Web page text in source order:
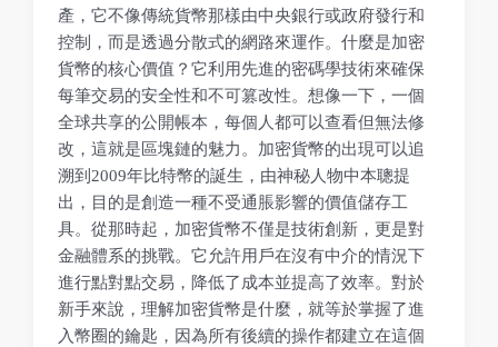
產，它不像傳統貨幣那樣由中央銀行或政府發行和
控制，而是透過分散式的網路來運作。什麼是加密
貨幣的核心價值？它利用先進的密碼學技術來確保
每筆交易的安全性和不可篡改性。想像一下，一個
全球共享的公開帳本，每個人都可以查看但無法修
改，這就是區塊鏈的魅力。加密貨幣的出現可以追
溯到2009年比特幣的誕生，由神秘人物中本聰提
出，目的是創造一種不受通脹影響的價值儲存工
具。從那時起，加密貨幣不僅是技術創新，更是對
金融體系的挑戰。它允許用戶在沒有中介的情況下
進行點對點交易，降低了成本並提高了效率。對於
新手來說，理解加密貨幣是什麼，就等於掌握了進
入幣圈的鑰匙，因為所有後續的操作都建立在這個